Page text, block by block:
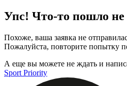
Упс! Что-то пошло не
Похоже, ваша заявка не
Пожалуйста, повторите попытку
А еще вы можете не ждать и
Sport Priority